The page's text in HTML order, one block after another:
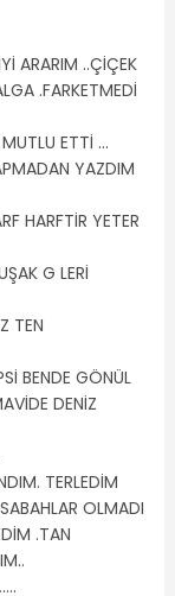
ARARIM ..ÇİÇEK
.FARKETMEDİ
MUTLU ETTİ …
YAZDIM
HARFTİR YETER
G LERİ
TEN
BENDE GÖNÜL
DENİZ
TERLEDİM
OLMADI
.TAN